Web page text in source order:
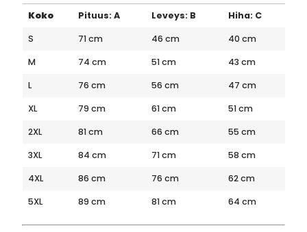
Koko Pituus: A Leveys: B
Hiha: C
S
71 cm 46 cm
40 cm
M
74 cm 51 cm
43 cm
L
76 cm 56 cm
47 cm
XL
79 cm 61 cm
51 cm
2XL
81 cm 66 cm
55 cm
3XL
84 cm 71 cm
58 cm
4XL
86 cm 76 cm
62 cm
5XL
89 cm 81 cm 64 cm